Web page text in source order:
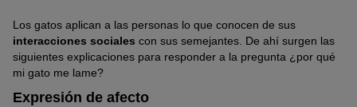
Los gatos aplican a las personas lo que conocen de sus
interacciones sociales con sus semejantes. De ahí surgen las
siguientes explicaciones para responder a la pregunta ¿por qué
mi gato me lame?
Expresión de afecto